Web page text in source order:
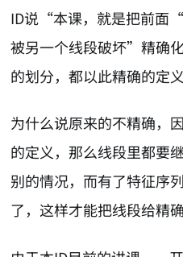
ID说“本课，就是把前面
被另一个线段破坏”精确
的划分，都以此精确的定
为什么说原来的不精确，
的定义，那么线段里都要
别的情况，而有了特征序
了，这样才能把线段给精确